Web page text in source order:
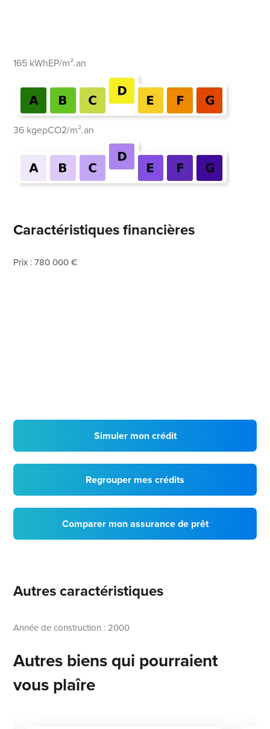
165 kWhEP/m².an
36 kgepCO2/m².an
Caractéristiques financières
Prix : 780 000 €
Simuler mon crédit
Regrouper mes crédits
Comparer mon assurance de prêt
Autres caractéristiques
Année de construction : 2000
Autres biens qui pourraient
vous plaîre